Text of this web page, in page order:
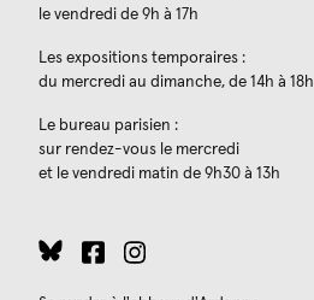
le vendredi de 9h à 17h
Les expositions temporaires :
du mercredi au dimanche, de 14h à 18h
Le bureau parisien :
sur rendez-vous le mercredi
et le vendredi matin de 9h30 à 13h